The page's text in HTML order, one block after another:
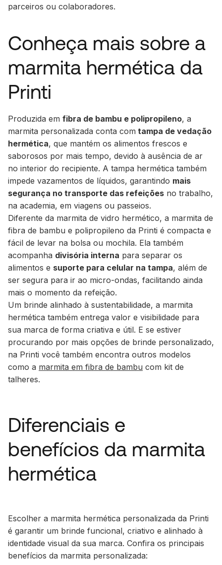
parceiros ou colaboradores.
Conheça mais sobre a
marmita hermética da
Printi
Produzida em fibra de bambu e polipropileno, a
marmita personalizada conta com tampa de vedação
hermética, que mantém os alimentos frescos e
saborosos por mais tempo, devido à ausência de ar
no interior do recipiente. A tampa hermética também
impede vazamentos de líquidos, garantindo mais
segurança no transporte das refeições no trabalho,
na academia, em viagens ou passeios.
Diferente da marmita de vidro hermético, a marmita de
fibra de bambu e polipropileno da Printi é compacta e
fácil de levar na bolsa ou mochila. Ela também
acompanha divisória interna para separar os
alimentos e suporte para celular na tampa, além de
ser segura para ir ao micro-ondas, facilitando ainda
mais o momento da refeição.
Um brinde alinhado à sustentabilidade, a marmita
hermética também entrega valor e visibilidade para
sua marca de forma criativa e útil. E se estiver
procurando por mais opções de brinde personalizado,
na Printi você também encontra outros modelos
como a marmita em fibra de bambu com kit de
talheres.
Diferenciais e
benefícios da marmita
hermética
Escolher a marmita hermética personalizada da Printi
é garantir um brinde funcional, criativo e alinhado à
identidade visual da sua marca. Confira os principais
benefícios da marmita personalizada: